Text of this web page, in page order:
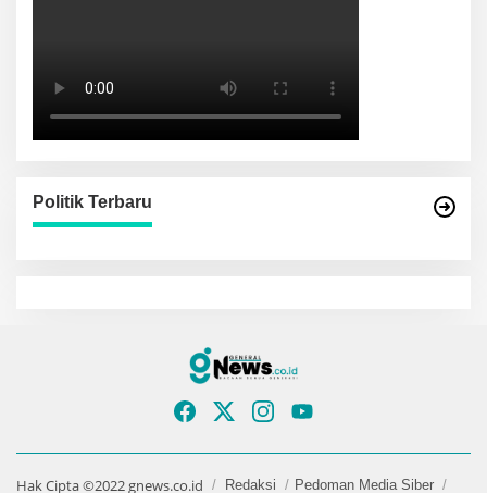
Politik Terbaru
Hak Cipta ©2022 gnews.co.id Redaksi Pedoman Media Siber